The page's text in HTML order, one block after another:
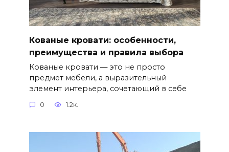
Кованые кровати: особенности,
преимущества и правила выбора
Кованые кровати — это не просто
предмет мебели, а выразительный
элемент интерьера, сочетающий в себе
0 1.2к.